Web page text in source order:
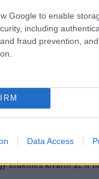
Google to enable
including
fraud prevention,
Data Access
dátum - ekkor
automatizmusai: hat
Waze: A két navigációs
sokan mégsem tudnak
érdemes kivárni az